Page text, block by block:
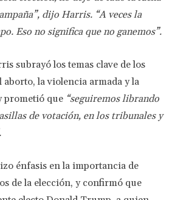
dijo Harris. “A veces la
Eso no significa que no ganemos”.
subrayó los temas clave de los
aborto, la violencia armada y la
prometió que “seguiremos librando
de votación, en los tribunales y
énfasis en la importancia de
de la elección, y confirmó que